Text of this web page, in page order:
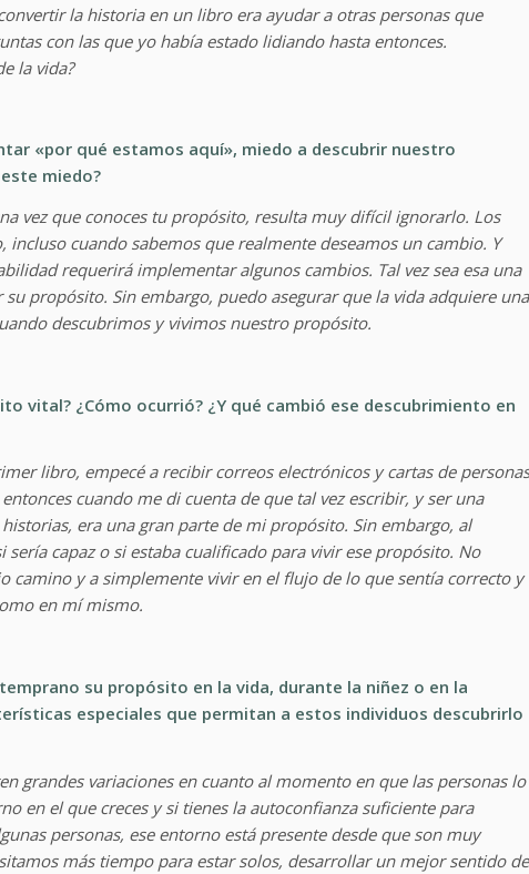
la historia en un libro era ayudar a otras personas que
con las que yo había estado lidiando hasta entonces.
la vida?
«por qué estamos aquí», miedo a descubrir nuestro
miedo?
vez que conoces tu propósito, resulta muy difícil ignorarlo. Los
cuando sabemos que realmente deseamos un cambio. Y
requerirá implementar algunos cambios. Tal vez sea esa una
propósito. Sin embargo, puedo asegurar que la vida adquiere una
descubrimos y vivimos nuestro propósito.
vital? ¿Cómo ocurrió? ¿Y qué cambió ese descubrimiento en
libro, empecé a recibir correos electrónicos y cartas de personas
cuando me di cuenta de que tal vez escribir, y ser una
era una gran parte de mi propósito. Sin embargo, al
capaz o si estaba cualificado para vivir ese propósito. No
camino y a simplemente vivir en el flujo de lo que sentía correcto y
en mí mismo.
su propósito en la vida, durante la niñez o en la
especiales que permitan a estos individuos descubrirlo
grandes variaciones en cuanto al momento en que las personas lo
en el que creces y si tienes la autoconfianza suficiente para
personas, ese entorno está presente desde que son muy
más tiempo para estar solos, desarrollar un mejor sentido de